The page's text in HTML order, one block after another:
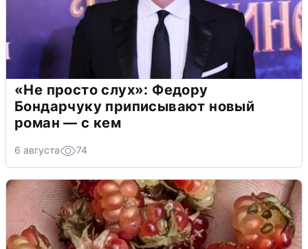
«Не просто слух»: Федору
Бондарчуку приписывают новый
роман — с кем
6 августа 74